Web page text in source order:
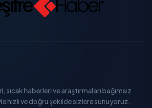
sıcak haberleri ve araştırmaları bağımsız
hızlı ve doğru şekilde sizlere sunuyoruz.